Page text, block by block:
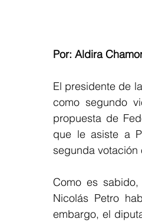
Por: Aldira
El presidente de
como segundo
propuesta de
que le asiste a
segunda
Como es
Nicolás Petro
embargo, el